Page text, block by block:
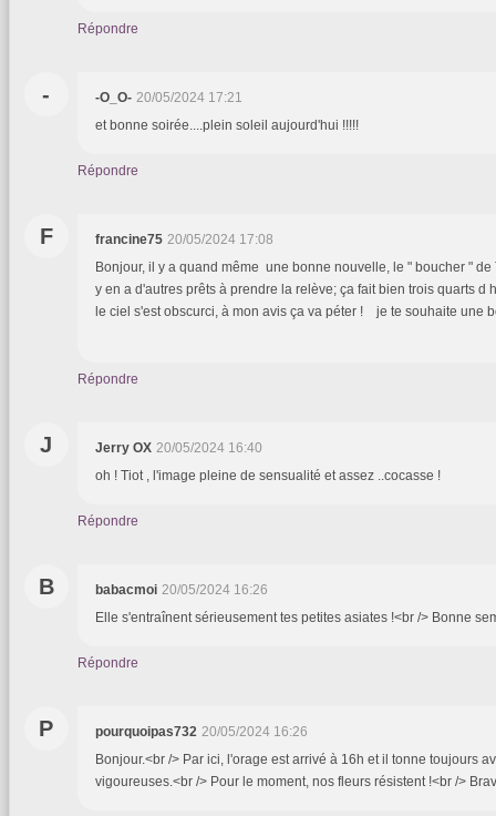
Répondre
- -O_O- 20/05/2024 17:21
et bonne soirée....plein soleil aujourd'hui !!!!!
Répondre
F francine75 20/05/2024 17:08
Bonjour, il y a quand même une bonne nouvelle, le " boucher " de
y en a d'autres prêts à prendre la relève; ça fait bien trois quarts d
le ciel s'est obscurci, à mon avis ça va péter ! je te souhaite une
Répondre
J Jerry OX 20/05/2024 16:40
oh ! Tiot , l'image pleine de sensualité et assez ..cocasse !
Répondre
B babacmoi 20/05/2024 16:26
Elle s'entraînent sérieusement tes petites asiates !<br /> Bonne
Répondre
P pourquoipas732 20/05/2024 16:26
Bonjour.<br /> Par ici, l'orage est arrivé à 16h et il tonne toujours
vigoureuses.<br /> Pour le moment, nos fleurs résistent !<br />